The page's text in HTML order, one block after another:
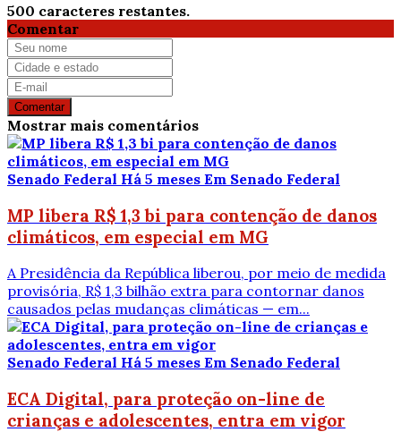
500 caracteres restantes.
Comentar
Comentar
Mostrar mais comentários
Senado Federal Há 5 meses Em Senado Federal
MP libera R$ 1,3 bi para contenção de danos
climáticos, em especial em MG
A Presidência da República liberou, por meio de medida
provisória, R$ 1,3 bilhão extra para contornar danos
causados pelas mudanças climáticas — em...
Senado Federal Há 5 meses Em Senado Federal
ECA Digital, para proteção on-line de
crianças e adolescentes, entra em vigor